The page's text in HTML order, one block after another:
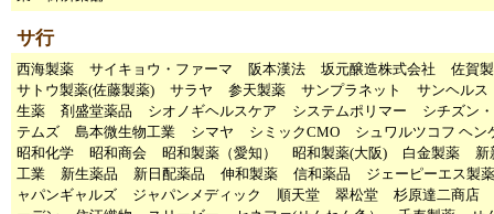
サ行
西海製薬 サイキョウ・ファーマ 阪本漢法 坂元醸造株式会社
佐賀
サトウ製薬(佐藤製薬)
サラヤ 参天製薬 サンプラネット
サンヘルス
生薬
剤盛堂薬品 シオノギヘルスケア システムポリマー
シチズン
テムズ
島本微生物工業 シマヤ シミックCMO
シュワルツコフ ヘン
昭和化学
昭和商会 昭和製薬（愛知） 昭和製薬(大阪) 白金製薬
新
工業
新生薬品 新日配薬品 伸和製薬 信和薬品
ジェーピーエス製薬
ャパンギャルズ
ジャパンメディック 順天堂 翠松堂
杉原達二商店